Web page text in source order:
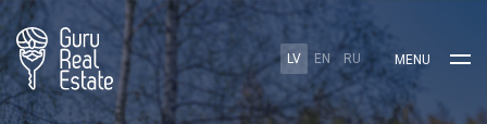
LV EN RU MENU